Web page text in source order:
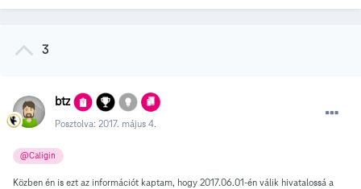
3
btz
Posztolva: 2017. május 4.
@Caligin
Közben én is ezt az információt kaptam, hogy 2017.06.01-én válik hivatalossá a